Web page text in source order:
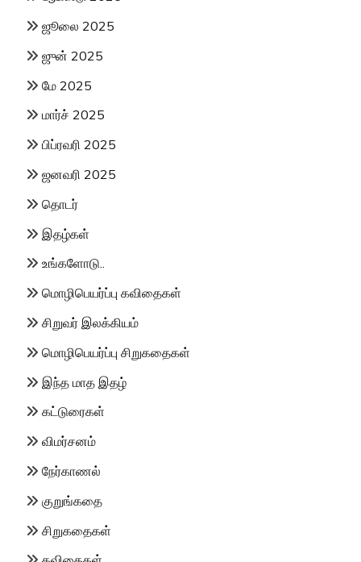
ஜூலை 2025
ஜுன் 2025
மே 2025
மார்ச் 2025
பிப்ரவரி 2025
ஜனவரி 2025
தொடர்
இதழ்கள்
உங்களோடு..
மொழிபெயர்ப்பு கவிதைகள்
சிறுவர் இலக்கியம்
மொழிபெயர்ப்பு சிறுகதைகள்
இந்த மாத இதழ்
கட்டுரைகள்
விமர்சனம்
நேர்காணல்
குறுங்கதை
சிறுகதைகள்